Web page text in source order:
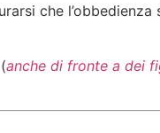
che l’obbedienza
(anche di fronte a dei